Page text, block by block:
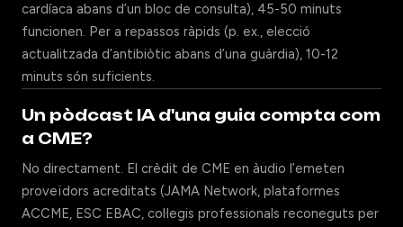
cardíaca abans d’un bloc de consulta), 45-50 minuts
funcionen. Per a repassos ràpids (p. ex., elecció
actualitzada d’antibiòtic abans d’una guàrdia), 10-12
minuts són suficients.
Un pòdcast IA d'una guia compta com
a CME?
No directament. El crèdit de CME en àudio l’emeten
proveïdors acreditats (JAMA Network, plataformes
ACCME, ESC EBAC, col·legis professionals reconeguts per